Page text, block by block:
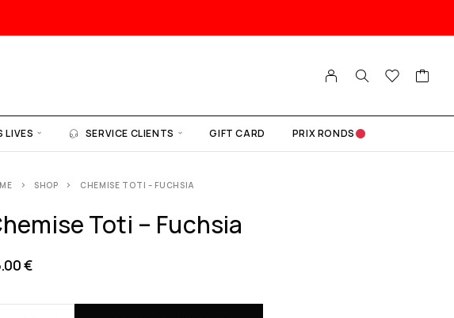
LIVES SERVICE CLIENTS GIFT CARD PRIX RONDS
SHOP CHEMISE TOTI – FUCHSIA
Toti – Fuchsia
€